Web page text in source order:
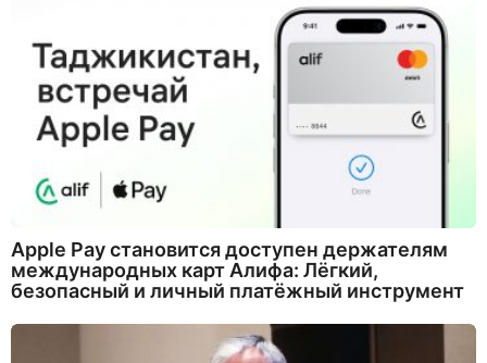
Apple Pay становится доступен держателям
международных карт Алифа: Лёгкий,
безопасный и личный платёжный инструмент